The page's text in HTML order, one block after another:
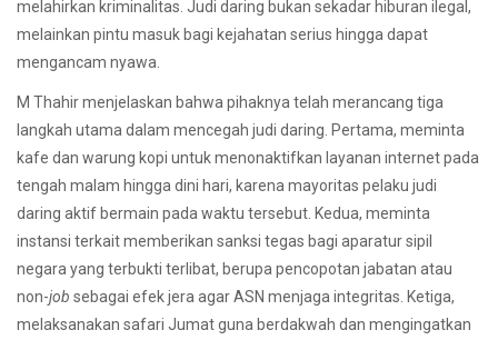
melahirkan kriminalitas. Judi daring bukan sekadar hiburan ilegal,
melainkan pintu masuk bagi kejahatan serius hingga dapat
mengancam nyawa.
M Thahir menjelaskan bahwa pihaknya telah merancang tiga
langkah utama dalam mencegah judi daring. Pertama, meminta
kafe dan warung kopi untuk menonaktifkan layanan internet pada
tengah malam hingga dini hari, karena mayoritas pelaku judi
daring aktif bermain pada waktu tersebut. Kedua, meminta
instansi terkait memberikan sanksi tegas bagi aparatur sipil
negara yang terbukti terlibat, berupa pencopotan jabatan atau
non-job sebagai efek jera agar ASN menjaga integritas. Ketiga,
melaksanakan safari Jumat guna berdakwah dan mengingatkan